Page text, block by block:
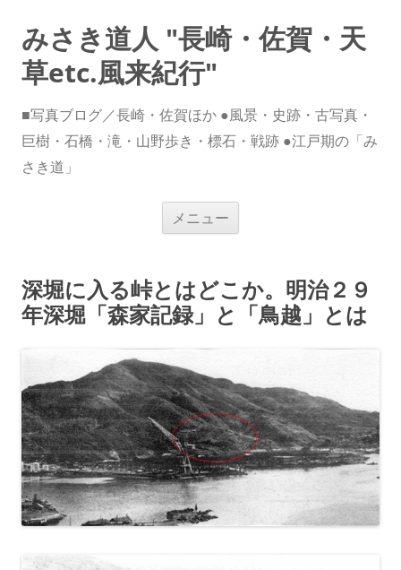
みさき道人 "長崎・佐賀・天
草etc.風来紀行"
■写真ブログ／長崎・佐賀ほか ●風景・史跡・古写真・
巨樹・石橋・滝・山野歩き・標石・戦跡 ●江戸期の「み
さき道」
メニュー
ス
キ
ッ
プ
深堀に入る峠とはどこか。明治２９
年深堀「森家記録」と「鳥越」とは